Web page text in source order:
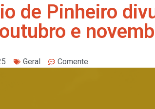
de Pinheiro
e
Geral Comente